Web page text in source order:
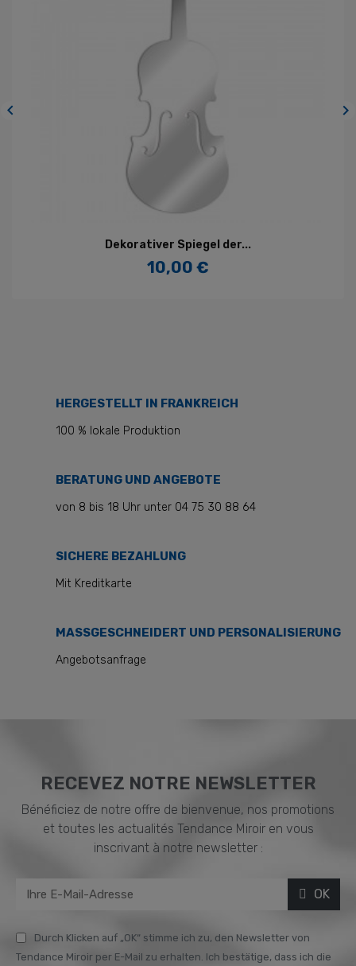

Dekorativer Spiegel der...
Preis
10,00 €

HERGESTELLT IN FRANKREICH
100 % lokale Produktion
BERATUNG UND ANGEBOTE
von 8 bis 18 Uhr unter 04 75 30 88 64
SICHERE BEZAHLUNG
Mit Kreditkarte
MASSGESCHNEIDERT UND PERSONALISIERUNG
Angebotsanfrage
RECEVEZ NOTRE NEWSLETTER
Bénéficiez de notre offre de bienvenue, nos promotions
et toutes les actualités Tendance Miroir en vous
inscrivant à notre newsletter :
OK
Durch Klicken auf „OK“ stimme ich zu, den Newsletter von
Tendance Miroir per E-Mail zu erhalten. Ich bestätige, dass ich die